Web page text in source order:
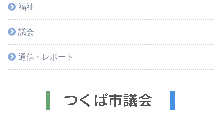
福祉
議会
通信・レポート